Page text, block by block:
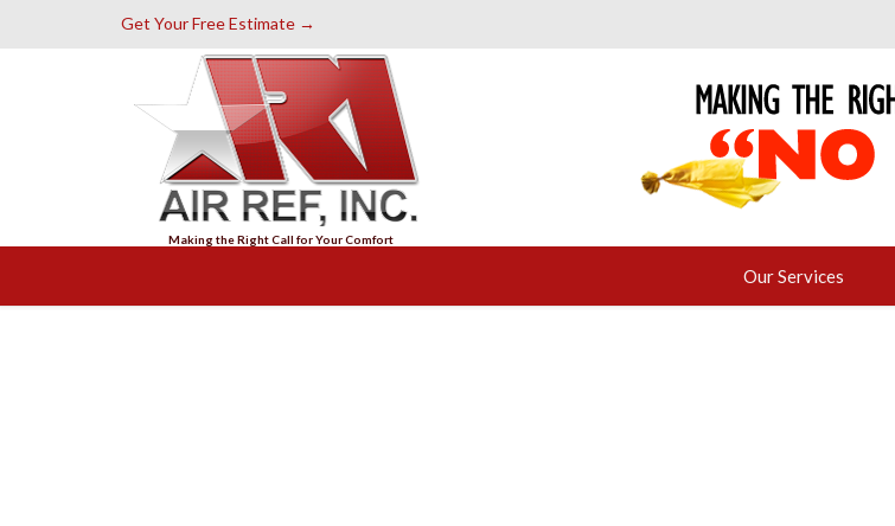
Get Your Free Estimate →
Making the Right Call for Your Comfort
Skip
Our Services